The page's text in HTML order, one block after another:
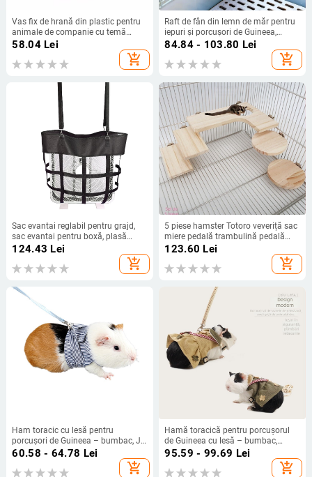
Vas fix de hrană din plastic pentru
animale de companie cu temă
Totoro, brand Pet Calf, etichete
58.04Lei
add_shopping_cart
Raft de fân din lemn de măr pentru
iepuri și porcușori de Guineea,
Totoro design
84.84 - 103.80 Lei
add_shopping_cart
Sac evantai reglabil pentru grajd,
sac evantai pentru boxă, plasă
agățată cu lemn dulce, articole
pentru animale de companie pentru
chinchilla
124.43 Lei
add_shopping_cart
5 piese hamster Totoro veveriță sac
miere pedală trambulină pedală
îngroșată pin rezistent la roadere
123.60 Lei
add_shopping_cart
Ham toracic cu lesă pentru
porcușori de Guineea – bumbac, Ji
Zai
60.58 - 64.78 Lei
add_shopping_cart
Hamă toracică pentru porcușorul
de Guineea cu lesă – bumbac,
marca Ji Tsai
95.59 - 99.69 Lei
add_shopping_cart